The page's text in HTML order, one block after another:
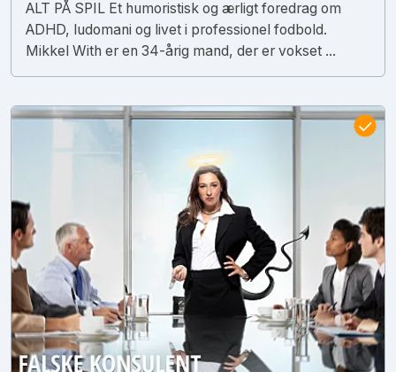
ALT PÅ SPIL Et humoristisk og ærligt foredrag om
ADHD, ludomani og livet i professionel fodbold.
Mikkel With er en 34-årig mand, der er vokset ...